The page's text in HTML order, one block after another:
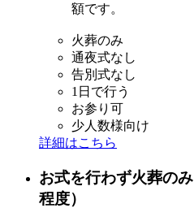
額です。
火葬のみ
通夜式なし
告別式なし
1日で行う
お参り可
少人数様向け
詳細はこちら
お式を行わず火葬のみ
程度）